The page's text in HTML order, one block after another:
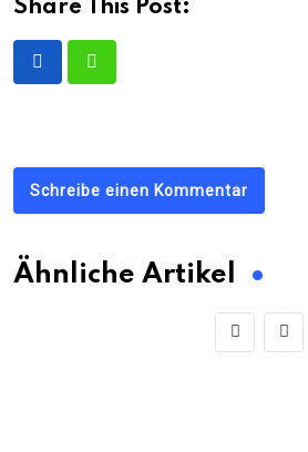
Share This Post:
Schreibe einen Kommentar
Ähnliche Artikel